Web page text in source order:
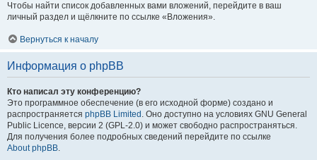
Чтобы найти список добавленных вами вложений, перейдите в ваш
личный раздел и щёлкните по ссылке «Вложения».
Вернуться к началу
Информация о phpBB
Кто написал эту конференцию?
Это программное обеспечение (в его исходной форме) создано и
распространяется phpBB Limited . Оно доступно на условиях GNU General
Public Licence, версии 2 (GPL-2.0) и может свободно распространяться.
Для получения более подробных сведений перейдите по ссылке
About phpBB.